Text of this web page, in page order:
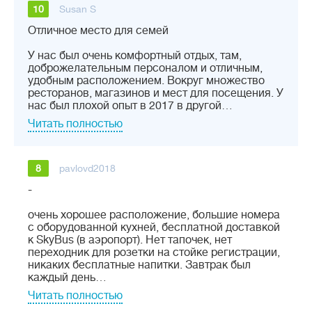
10 Susan S
Отличное место для семей
У нас был очень комфортный отдых, там,
доброжелательным персоналом и отличным,
удобным расположением. Вокруг множество
ресторанов, магазинов и мест для посещения. У
нас был плохой опыт в 2017 в другой…
Читать полностью
8 pavlovd2018
-
очень хорошее расположение, большие номера
с оборудованной кухней, бесплатной доставкой
к SkyBus (в аэропорт). Нет тапочек, нет
переходник для розетки на стойке регистрации,
никаких бесплатные напитки. Завтрак был
каждый день…
Читать полностью